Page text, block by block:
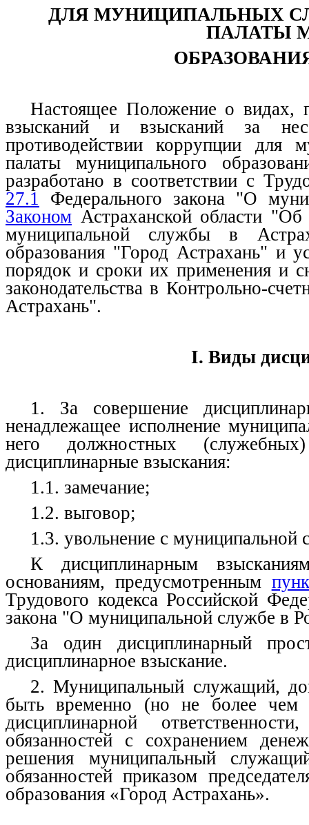
ДЛЯ МУНИЦИПАЛЬНЫХ
ПАЛАТЫ
Настоящее Положение о видах,
взысканий и взысканий за
противодействии коррупции для
палаты муниципального
разработано в соответствии с
27.1
Федерального закона "О
Законом Астраханской области
муниципальной службы в
образования "Город Астрахань" и
порядок и сроки их применения и
законодательства в Контрольно-
Астрахань".
I. Виды
1. За совершение
ненадлежащее исполнение
него должностных
дисциплинарные взыскания:
1.1. замечание;
1.2. выговор;
1.3. увольнение с
К дисциплинарным
основаниям, предусмотренным
Трудового кодекса Российской
закона "О муниципальной службе в
За один дисциплинарный
дисциплинарное взыскание.
2. Муниципальный служащий,
быть временно (но не более
дисциплинарной
обязанностей с сохранением
решения муниципальный
обязанностей приказом
образования «Город Астрахань».